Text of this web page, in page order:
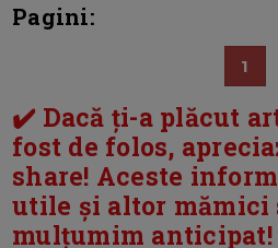
Pagini:
1
✔️ Dacă ți-a plăcut
fost de folos,
share! Aceste
utile și altor mămici
mulțumim anticipat!